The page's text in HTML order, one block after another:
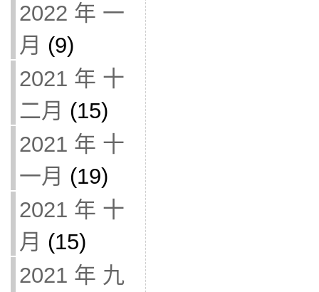
2022 年 一
月 (9)
2021 年 十
二月 (15)
2021 年 十
一月 (19)
2021 年 十
月 (15)
2021 年 九